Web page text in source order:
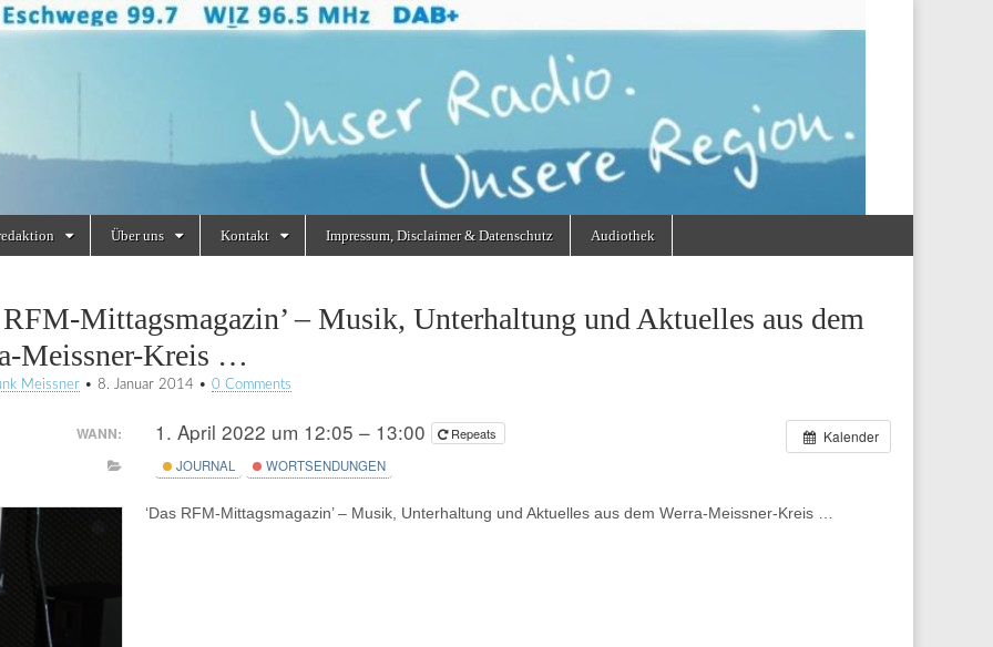
Über uns Kontakt Impressum, Disclaimer & Datenschutz Audiothek
RFM-Mittagsmagazin’ – Musik, Unterhaltung und Aktuelles aus dem
Meissner-Kreis …
Meissner • 8. Januar 2014 • 0 Comments
Kalender
WANN: 1. April 2022 um 12:05 – 13:00
Repeats
JOURNAL
WORTSENDUNGEN
‘Das RFM-Mittagsmagazin’ – Musik, Unterhaltung und Aktuelles aus dem Werra-Meissner-Kreis …